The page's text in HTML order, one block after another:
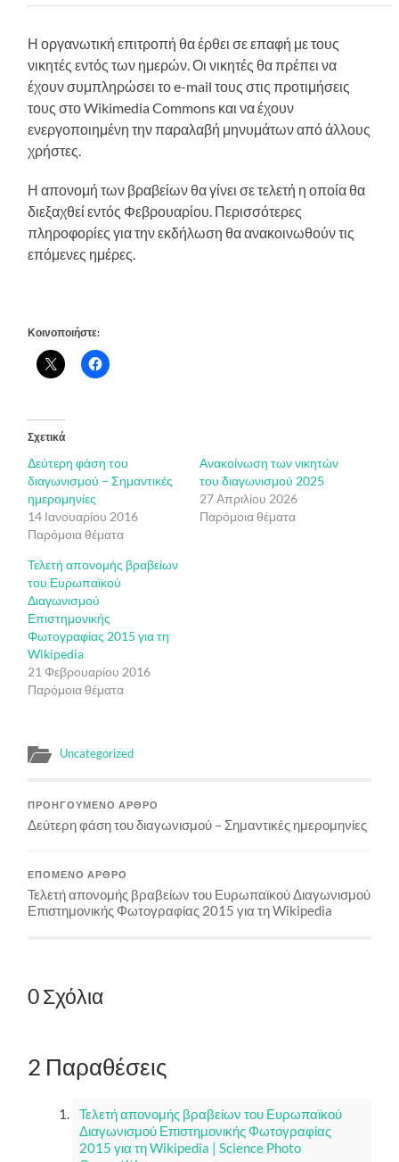
Η οργανωτική επιτροπή θα έρθει σε επαφή με τους
νικητές εντός των ημερών. Οι νικητές θα πρέπει να
έχουν συμπληρώσει το e-mail τους στις προτιμήσεις
τους στο Wikimedia Commons και να έχουν
ενεργοποιημένη την παραλαβή μηνυμάτων από άλλους
χρήστες.
Η απονομή των βραβείων θα γίνει σε τελετή η οποία θα
διεξαχθεί εντός Φεβρουαρίου. Περισσότερες
πληροφορίες για την εκδήλωση θα ανακοινωθούν τις
επόμενες ημέρες.
Κοινοποιήστε:
Σχετικά
Δεύτερη φάση του
διαγωνισμού – Σημαντικές
ημερομηνίες
14 Ιανουαρίου 2016
Παρόμοια θέματα
Ανακοίνωση των νικητών
του διαγωνισμού 2025
27 Απριλίου 2026
Παρόμοια θέματα
Τελετή απονομής βραβείων
του Ευρωπαϊκού
Διαγωνισμού
Επιστημονικής
Φωτογραφίας 2015 για τη
Wikipedia
21 Φεβρουαρίου 2016
Παρόμοια θέματα
Uncategorized
ΠΡΟΗΓΟΎΜΕΝΟ ΆΡΘΡΟ
Δεύτερη φάση του διαγωνισμού – Σημαντικές ημερομηνίες
ΕΠΌΜΕΝΟ ΆΡΘΡΟ
Τελετή απονομής βραβείων του Ευρωπαϊκού Διαγωνισμού
Επιστημονικής Φωτογραφίας 2015 για τη Wikipedia
0 Σχόλια
2 Παραθέσεις
Τελετή απονομής βραβείων του Ευρωπαϊκού
Διαγωνισμού Επιστημονικής Φωτογραφίας
2015 για τη Wikipedia | Science Photo